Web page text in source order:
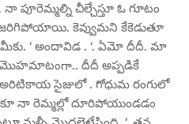
పూరెమ్మల్ని చీల్చేస్తూ ఓ గూటం
కెవ్వుమని కేకెడుతూ
మీకు. ‘ అందావిడ . ‘. ఏమో దీదీ. మా
మొహమాటంగా.. దీదీ అప్పడికే
సైజులో . గోధుమ రంగులో
నా రెమ్మల్లో దూరిపోయుండడం